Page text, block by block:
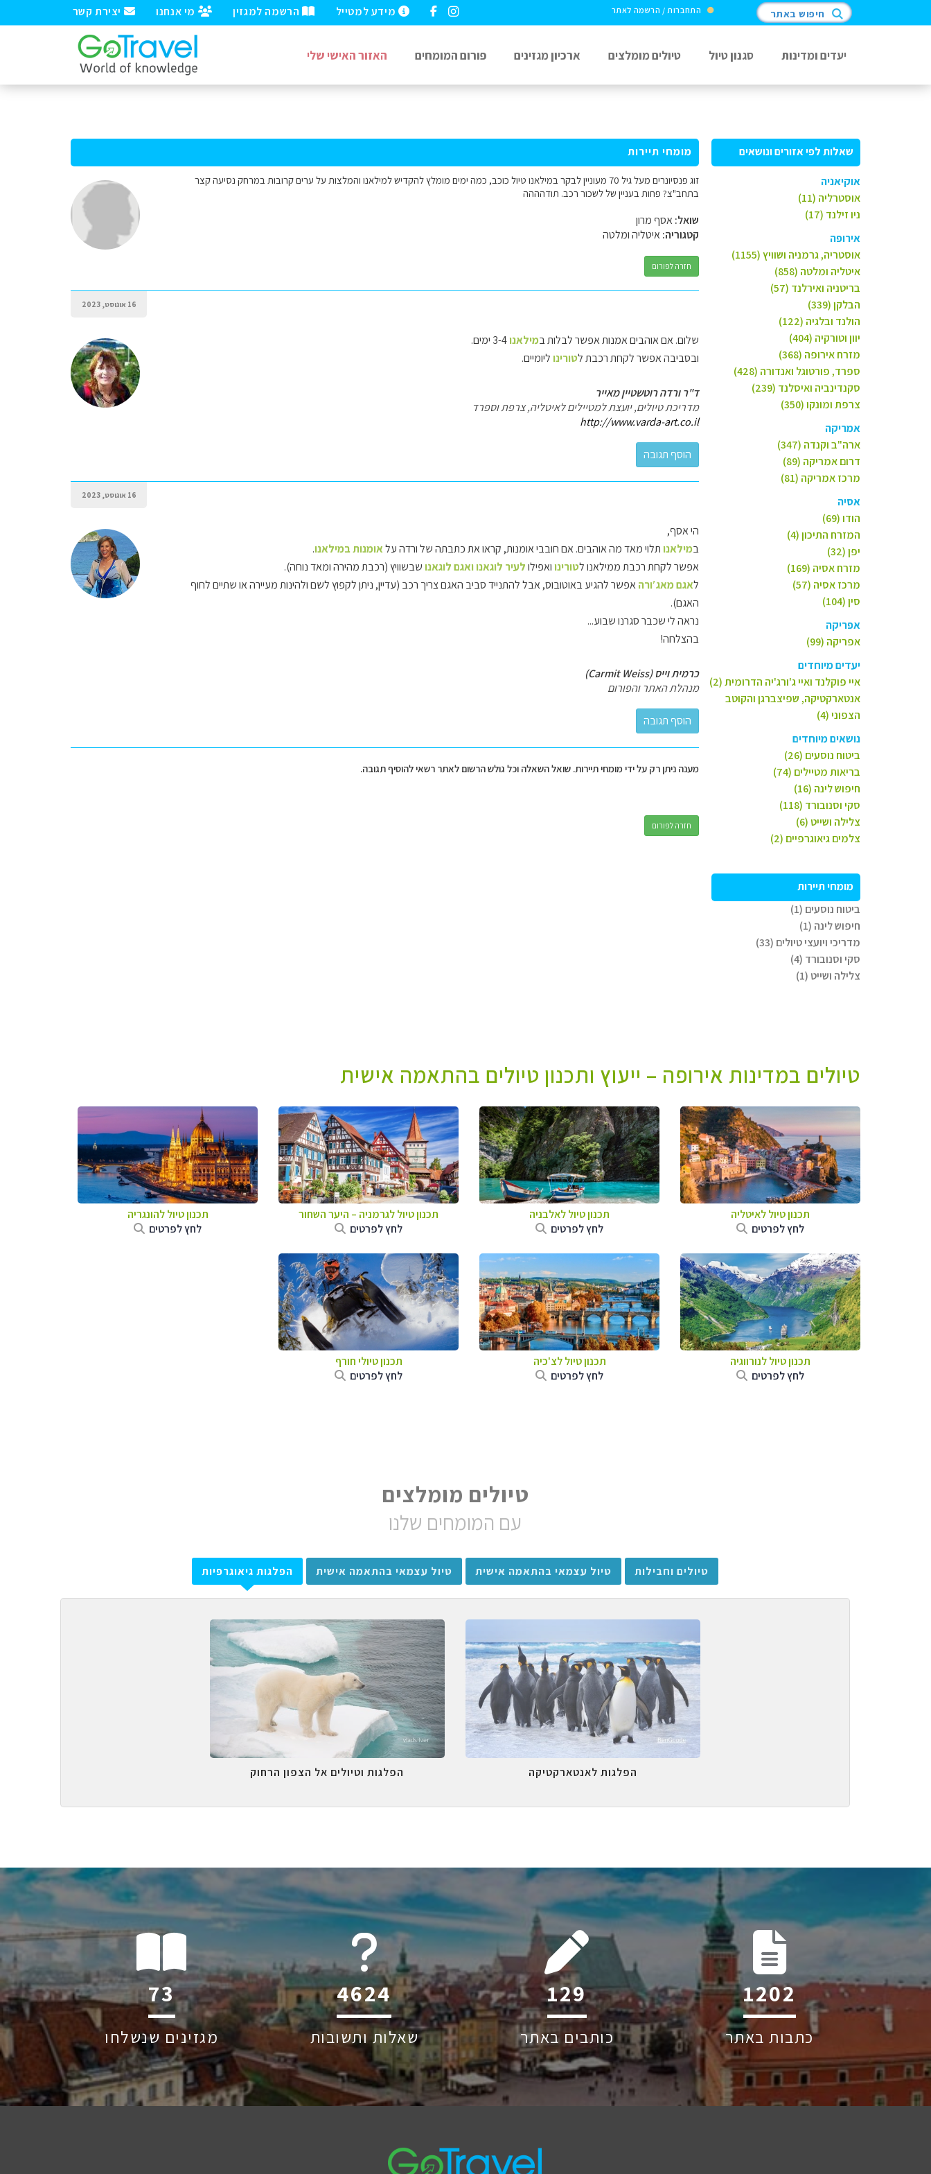
יצירת קשר מי אנחנו הרשמה למגזין מידע למטייל התחברות / הרשמה לאתר חיפוש באתר
יעדים ומדינות סגנון טיול טיולים מומלצים ארכיון מגזינים פורום המומחים האזור האישי שלי
שאלות לפי אזורים ונושאים
אוקיאניה
אוסטרליה (11)
ניו זילנד (17)
אירופה
אוסטריה, גרמניה ושוויץ (1155)
איטליה ומלטה (858)
בריטניה ואירלנד (57)
הבלקן (339)
הולנד ובלגיה (122)
יוון וטורקיה (404)
מזרח אירופה (368)
ספרד, פורטוגל ואנדורה (428)
סקנדינביה ואיסלנד (239)
צרפת ומונקו (350)
אמריקה
ארה"ב וקנדה (347)
דרום אמריקה (89)
מרכז אמריקה (81)
אסיה
הודו (69)
המזרח התיכון (4)
יפן (32)
מזרח אסיה (169)
מרכז אסיה (57)
סין (104)
אפריקה
אפריקה (99)
יעדים מיוחדים
איי פוקלנד ואיי ג'ורג'יה הדרומית (2)
אנטארקטיקה, שפיצברגן והקוטב
הצפוני (4)
נושאים מיוחדים
ביטוח נוסעים (26)
בריאות מטיילים (74)
חיפוש לינה (16)
סקי וסנובורד (118)
צלילה ושייט (6)
צלמים גיאוגרפיים (2)
מומחי תיירות
ביטוח נוסעים (1)
חיפוש לינה (1)
מדריכי ויועצי טיולים (33)
סקי וסנובורד (4)
צלילה ושייט (1)
מומחי תיירות
זוג פנסיונרים מעל גיל 70 מעוניין לבקר במילאנו טיול כוכב, כמה ימים מומלץ להקדיש למילאנו והמלצות על ערים קרובות במרחק נסיעה קצר
בתחב"צ? פחות בעניין של לשכור רכב. תודהההה
שואל:אסף מרון
קטגוריה:איטליה ומלטה
חזרה לפורום
16 אוגוסט, 2023
שלום. אם אוהבים אמנות אפשר לבלות במילאנו
ובסביבה אפשר לקחת רכבת לטורינו ליומיים.
ד"ר ורדה רוטשטיין מאייר
מדריכת טיולים, יועצת למטיילים לאיטליה, צרפת וספרד
http://www.varda-art.co.il
16 אוגוסט, 2023
הי אסף,
במילאנו תלוי מאד מה אוהבים. אם חובבי אומנות, קראו את כתבתה של ורדה עלאומנות במילאנו.
אפשר לקחת רכבת ממילאנו לטורינו ואפילולעיר לוגאנו ואגם לוגאנו שבשוויץ (רכבת מהירה ומאד נוחה).
לאגם מאג′ורהאפשר להגיע באוטובוס, אבל להתנייד סביב האגם צריך רכב (עדיין, ניתן לקפוץ לשם ולהינות מעיירה או שתיים לחוף
האגם).
נראה לי שכבר סגרנו שבוע...
בהצלחה!
כרמית וייס (Carmit Weiss)
מנהלת האתר והפורום
מענה ניתן רק על ידי מומחי תיירות. שואל השאלה וכל גולש הרשום לאתר רשאי להוסיף תגובה.
חזרה לפורום
טיולים במדינות אירופה – ייעוץ ותכנון טיולים בהתאמה אישית
תכנון טיול לאיטליה
לחץ לפרטים
תכנון טיול לאלבניה
לחץ לפרטים
תכנון טיול לגרמניה – היער השחור
לחץ לפרטים
תכנון טיול להונגריה
לחץ לפרטים
תכנון טיול לנורווגיה
לחץ לפרטים
תכנון טיול לצ'כיה
לחץ לפרטים
תכנון טיולי חורף
לחץ לפרטים
טיולים מומלצים
עם המומחים שלנו
טיולים וחבילות טיול עצמאי בהתאמה אישית טיול עצמאי בהתאמה אישית הפלגות גיאוגרפיות
הפלגות לאנטארקטיקה הפלגות וטיולים אל הצפון הרחוק
112
מגזינים שנשלחו
6045
שאלות ותשובות
195
כותבים באתר
1819
כתבות באתר